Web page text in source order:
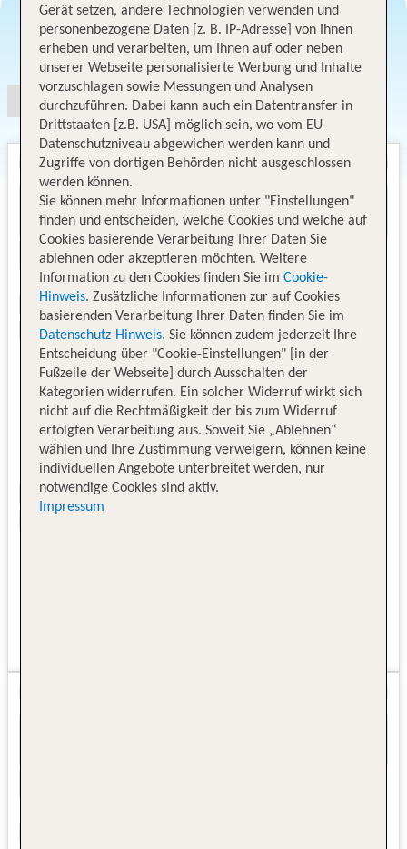
Angebotsauswahl
Gerät setzen, andere Technologien verwenden und
personenbezogene Daten [z. B. IP-Adresse] von Ihnen
erheben und verarbeiten, um Ihnen auf oder neben
unserer Webseite personalisierte Werbung und Inhalte
vorzuschlagen sowie Messungen und Analysen
durchzuführen. Dabei kann auch ein Datentransfer in
Drittstaaten [z.B. USA] möglich sein, wo vom EU-
Datenschutzniveau abgewichen werden kann und
Zugriffe von dortigen Behörden nicht ausgeschlossen
werden können.
Sie können mehr Informationen unter "Einstellungen"
finden und entscheiden, welche Cookies und welche auf
Cookies basierende Verarbeitung Ihrer Daten Sie
ablehnen oder akzeptieren möchten. Weitere
Information zu den Cookies finden Sie im Cookie-
Hinweis. Zusätzliche Informationen zur auf Cookies
basierenden Verarbeitung Ihrer Daten finden Sie im
Datenschutz-Hinweis. Sie können zudem jederzeit Ihre
Entscheidung über "Cookie-Einstellungen" [in der
Fußzeile der Webseite] durch Ausschalten der
Kategorien widerrufen. Ein solcher Widerruf wirkt sich
nicht auf die Rechtmäßigkeit der bis zum Widerruf
erfolgten Verarbeitung aus. Soweit Sie „Ablehnen“
wählen und Ihre Zustimmung verweigern, können keine
individuellen Angebote unterbreitet werden, nur
notwendige Cookies sind aktiv.
Impressum